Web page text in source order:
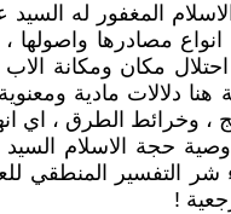
المغفور له السيد
مصادرها واصولها
احتلال مكان ومكانة
هنا دلالات مادية
، وخرائط الطرق ، اي
حجة الاسلام السيد
شر التفسير المنطقي
!